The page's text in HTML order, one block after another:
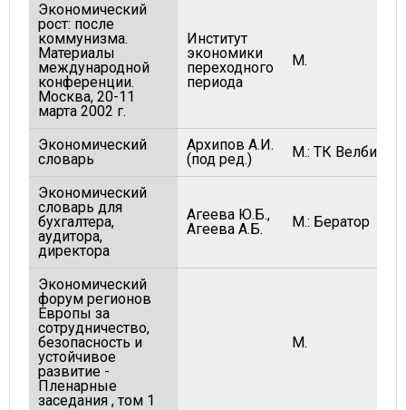
Экономический
рост: после
коммунизма.
Материалы
международной
конференции.
Москва, 20-11
марта 2002 г.
Институт
экономики
переходного
периода
М.
Экономический
словарь
Архипов А.И.
(под ред.)
М.: ТК Велби
Экономический
словарь для
бухгалтера,
аудитора,
директора
Агеева Ю.Б.,
Агеева А.Б.
М.: Бератор
Экономический
форум регионов
Европы за
сотрудничество,
безопасность и
устойчивое
развитие -
Пленарные
заседания , том 1
М.